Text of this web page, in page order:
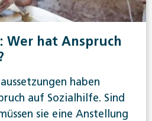
Wer hat Anspruch
haben
auf Sozialhilfe. Sind
sie eine Anstellung